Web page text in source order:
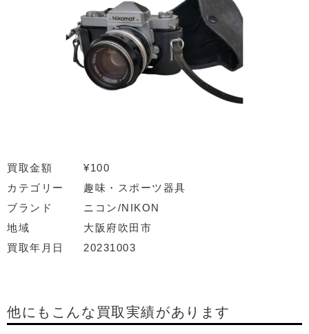
買取金額
¥100
カテゴリー
趣味・スポーツ器具
ブランド
ニコン/NIKON
地域
大阪府吹田市
買取年月日
20231003
他にもこんな買取実績があります